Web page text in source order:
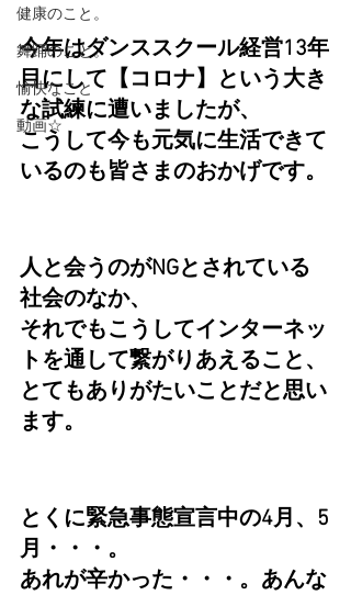
健康のこと。
舞踊のこと。
愉快なこと
動画☆
今年はダンススクール経営13年
目にして【コロナ】という大き
な試練に遭いましたが、
こうして今も元気に生活できて
いるのも皆さまのおかげです。
人と会うのがNGとされている
社会のなか、
それでもこうしてインターネッ
トを通して繋がりあえること、
とてもありがたいことだと思い
ます。
とくに緊急事態宣言中の4月、5
月・・・。
あれが辛かった・・・。あんな